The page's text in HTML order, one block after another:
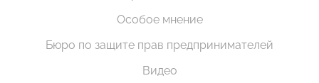
Особое мнение
Бюро по защите прав предпринимателей
Видео